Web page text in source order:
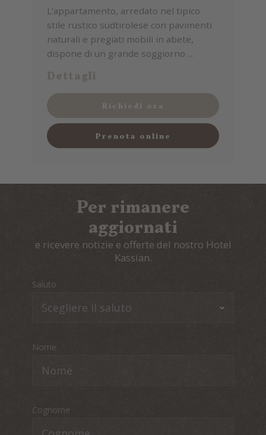
L'appartamento, arredato nel tipico
stile rustico sudtirolese con pavimenti
naturali e pregiati mobili in abete,
dispone di un grande soggiorno ...
Dettagli
Richiedi ora
Prenota online
Per rimanere
aggiornati
e ricevere notizie e offerte del nostro Hotel
Kassian.
Saluto
Nome
Cognome